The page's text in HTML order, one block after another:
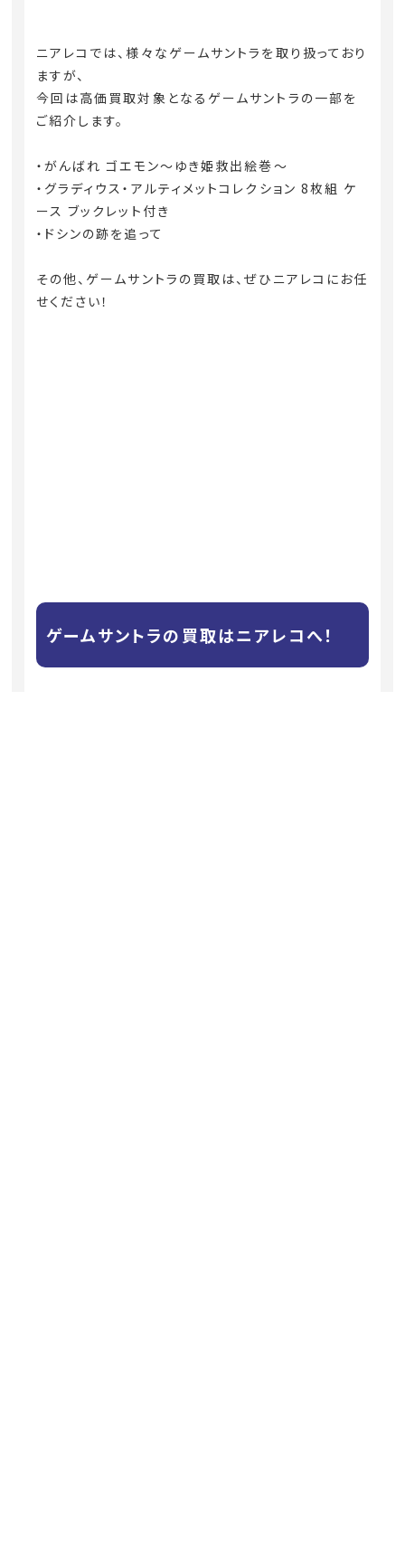
ニアレコでは、様々なゲームサントラを取り扱っており
ますが、
今回は高価買取対象となるゲームサントラの一部を
ご紹介します。
・がんばれ ゴエモン～ゆき姫救出絵巻～
・グラディウス・アルティメットコレクション 8枚組 ケ
ース ブックレット付き
・ドシンの跡を追って
その他、ゲームサントラの買取は、ぜひニアレコにお任
せください！
ゲームサントラの買取はニアレコへ！